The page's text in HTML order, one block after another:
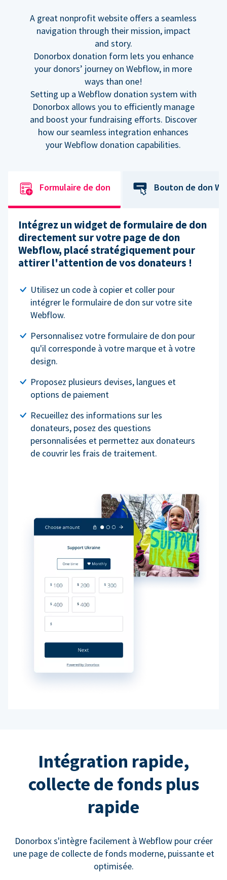
A great nonprofit website offers a seamless
navigation through their mission, impact
and story.
Donorbox donation form lets you enhance
your donors’ journey on Webflow, in more
ways than one!
Setting up a Webflow donation system with
Donorbox allows you to efficiently manage
and boost your fundraising efforts. Discover
how our seamless integration enhances
your Webflow donation capabilities.
Formulaire de don Bouton de don
Intégrez un widget de formulaire de don
directement sur votre page de don
Webflow, placé stratégiquement pour
attirer l'attention de vos donateurs !
Utilisez un code à copier et coller pour
intégrer le formulaire de don sur votre site
Webflow.
Personnalisez votre formulaire de don pour
qu'il corresponde à votre marque et à votre
design.
Proposez plusieurs devises, langues et
options de paiement
Recueillez des informations sur les
donateurs, posez des questions
personnalisées et permettez aux donateurs
de couvrir les frais de traitement.
Intégration rapide,
collecte de fonds plus
rapide
Donorbox s'intègre facilement à Webflow pour créer
une page de collecte de fonds moderne, puissante et
optimisée.